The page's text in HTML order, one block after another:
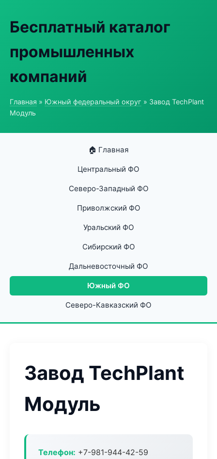
Бесплатный каталог
промышленных
компаний
Главная » Южный федеральный округ » Завод TechPlant
Модуль
🏠 Главная
Центральный ФО
Северо-Западный ФО
Приволжский ФО
Уральский ФО
Сибирский ФО
Дальневосточный ФО
Южный ФО
Северо-Кавказский ФО
Завод TechPlant
Модуль
Телефон: +7-981-944-42-59